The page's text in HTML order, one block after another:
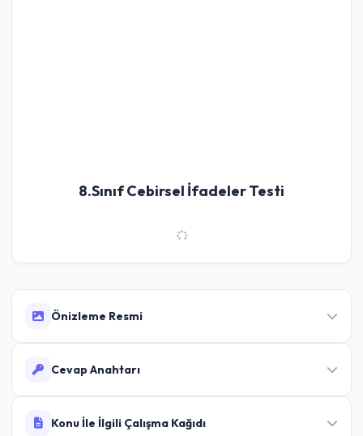
8.Sınıf Cebirsel İfadeler Testi
Önizleme Resmi
Cevap Anahtarı
Cevaplar:1-D 2-A 3-C 4-B 5-B 6-A 7-A 8-C 9-
Konu İle İlgili Çalışma Kağıdı